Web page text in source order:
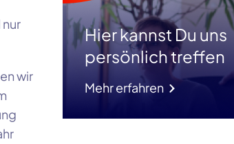
wir
Hier kannst Du uns
persönlich treffen
Mehr erfahren